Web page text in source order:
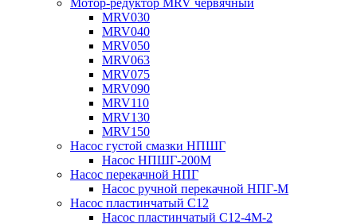
Мотор-редуктор MRV червячный
MRV030
MRV040
MRV050
MRV063
MRV075
MRV090
MRV110
MRV130
MRV150
Насос густой смазки НПШГ
Насос НПШГ-200М
Насос перекачной НПГ
Насос ручной перекачной НПГ-М
Насос пластинчатый С12
Насос пластинчатый С12-4М-2